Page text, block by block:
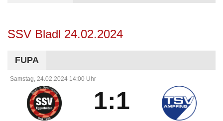
SSV Bladl 24.02.2024
FUPA
Samstag, 24.02.2024 14:00 Uhr
1:1